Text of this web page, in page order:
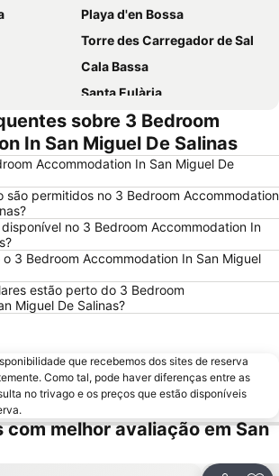
Playa d'en Bossa
Torre des Carregador de Sal
Cala Bassa
Santa Eulària
Es Pujols
Port d'Eivissa
Bora Bora Ibiza
Ses Figueretes
Cala Saladeta
Platja de Sant Antoni o Platja des Reguero
Port de Sant Miquel
Portmany
Cala Llenya
Ses Salines
Es Cavallet
sobre 3 Bedroom
In San Miguel De Salinas
Accommodation In San Miguel De
são permitidos no 3 Bedroom Accommodation
no 3 Bedroom Accommodation In
3 Bedroom Accommodation In San Miguel
estão perto do 3 Bedroom
Miguel De Salinas?
que recebemos dos sites de reserva
Como tal, pode haver diferenças entre as
no trivago e os preços que estão disponíveis
com melhor avaliação em San